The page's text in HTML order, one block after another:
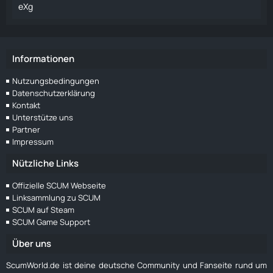
eXg
Informationen
Nutzungsbedingungen
Datenschutzerklärung
Kontakt
Unterstütze uns
Partner
Impressum
Nützliche Links
Offizielle SCUM Webseite
Linksammlung zu SCUM
SCUM auf Steam
SCUM Game Support
Über uns
ScumWorld.de ist deine deutsche Community und Fanseite rund um